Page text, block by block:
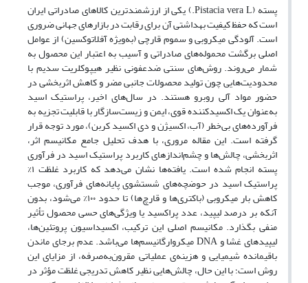
پسته (Pistacia vera L.) یکی از ارزشمندترین کالاهای صادراتی ایران
است که حفظ کیفیت بهداشتی آن برای رقابت در بازارهای جهانی ضروری
است. آلودگی میکروبی و سموم قارچی (به‌ویژه آفلاتوکسین) از عوامل
اصلی برگشت محموله‌های صادراتی و آسیب به اعتبار این محصول به
شمار می‌روند. روش‌های سنتی ضدعفونی نظیر هیپوکلریت سدیم با
محدودیت‌هایی چون تولید محصولات جانبی مضر و کاهش اثربخشی در
حضور مواد آلی روبرو هستند. در سال‌های اخیر، پراستیک اسید
به‌عنوان یک اکسیدکننده قوی، ایمن و زیست‌سازگار با قابلیت تجزیه به
فرآورده‌های بی‌خطر (آب، اکسیژن و دی اکسید کربن)، مورد توجه قرار
گرفته است. این مقاله مروری، با هدف تحلیل جامع مکانیسم اثر،
اثربخشی، چالش‌ها و چشم‌اندازهای کاربرد پراستیک اسید در فرآوری
پسته انجام شده است. یافته‌ها نشان می‌دهد که کاربرد غلظت ۱%
پراستیک اسید در حوضچه‌های شستشوی پایانه‌های فرآوری، موجب
کاهش بار میکروبی (باکتری‌ها و قارچ‌ها) تا حدود ۱۰۰% می‌شود، بدون
آنکه بر درصد لیپید، عدد پراکسید یا ویژگی‌های حسی محصول تأثیر
منفی بگذارد. مکانیسم اصلی این ترکیب، اکسیداسیون پروتئین‌ها،
لیپیدهای غشا و DNA میکروارگانیسم‌ها می‌باشد. عدم برجای ماندن
باقیمانده شیمیایی و هزینه‌ی عملیاتی مقرون‌به‌صرفه، از مزایای این
روش است؛ با این حال، چالش‌هایی نظیر کاهش تدریجی غلظت مؤثر در